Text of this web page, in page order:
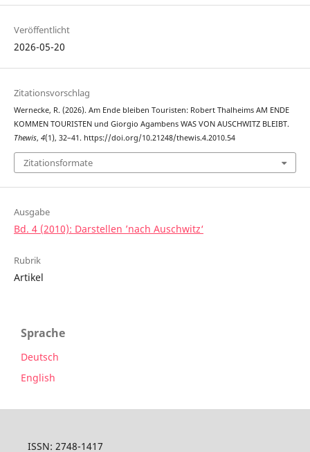
Veröffentlicht
2026-05-20
Zitationsvorschlag
Wernecke, R. (2026). Am Ende bleiben Touristen: Robert Thalheims AM ENDE
KOMMEN TOURISTEN und Giorgio Agambens WAS VON AUSCHWITZ BLEIBT.
Thewis, 4(1), 32–41. https://doi.org/10.21248/thewis.4.2010.54
Zitationsformate
Ausgabe
Bd. 4 (2010): Darstellen ’nach Auschwitz‘
Rubrik
Artikel
Sprache
Deutsch
English
ISSN: 2748-1417